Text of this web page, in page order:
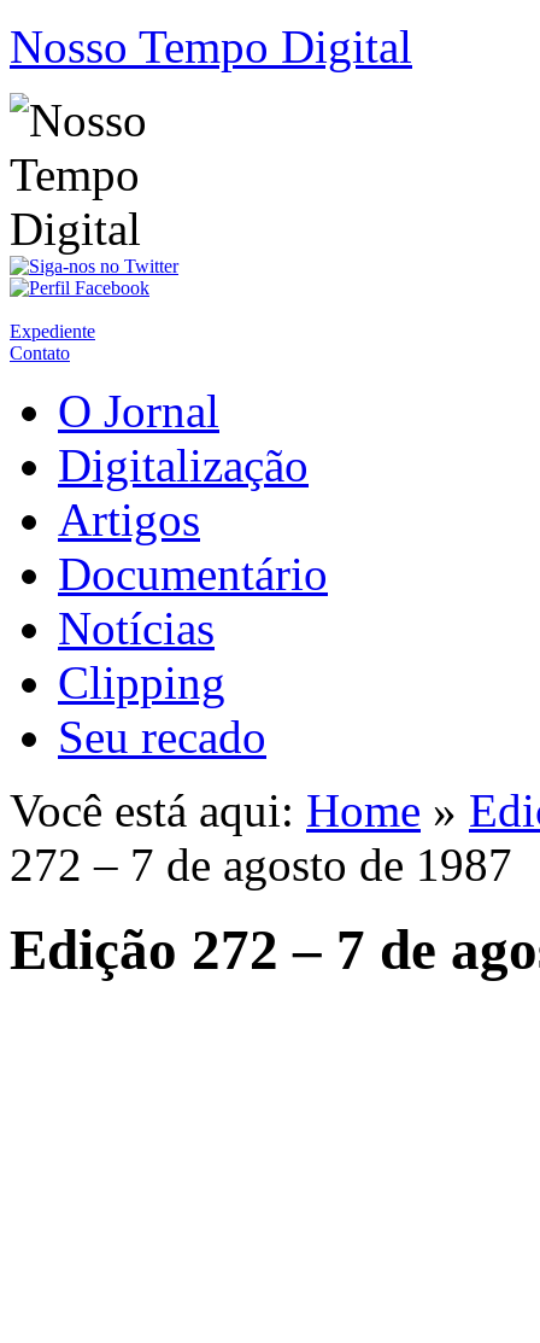
Nosso Tempo Digital
Expediente
Contato
O Jornal
Digitalização
Artigos
Documentário
Notícias
Clipping
Seu recado
Você está aqui: Home »
272 – 7 de agosto de 1987
Edição 272 – 7 de